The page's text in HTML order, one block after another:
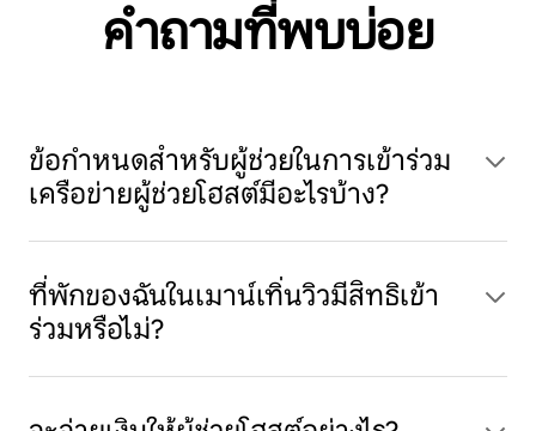
คำถามที่พบบ่อย
ข้อกำหนดสำหรับผู้ช่วยในการเข้าร่วม
เครือข่ายผู้ช่วยโฮสต์มีอะไรบ้าง?
ที่พักของฉันในเมาน์เทิ่นวิวมีสิทธิเข้า
ร่วมหรือไม่?